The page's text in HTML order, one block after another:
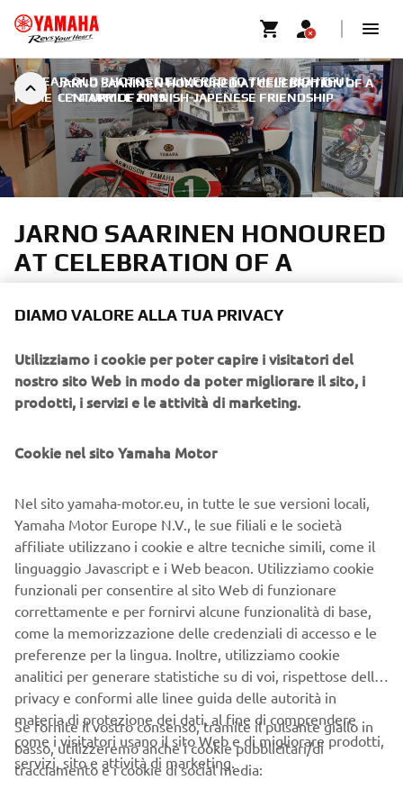
JARNO SAARINEN HONOURED AT CELEBRATION OF A
CENTURY OF FINNISH-JAPENESE FRIENDSHIP
47-YEAR-OLD PHOTOS DELIVERED TO THEIR RIGHTFUL
HOME | 14 APRILE 2019
JARNO SAARINEN HONOURED
AT CELEBRATION OF A
CENTURY OF FINNISH-
JAPENESE FRIENDSHIP
Top image, from left to right: Yoshihiro Hidaka, president
of Yamaha Motor Co., Ltd.; Soili, widow of Jarno Saarinen;
Pekka Orpana, Finnish ambassador to Japan
Yamaha Motor paid tribute to Finnish Yamaha racer Jarno
Saarinen honouring his legacy with a display at the Feel
Finland event celebrating 100 years of diplomatic
relations between Finland and Japan at the Embassy of
Finland in Tokyo held last Sunday, 14th April.
The display showed Saarinen and his exploits in racing
with pictures and a video from the era. Also, prominently
featured was a replica of his TD-3 production race bike
that he rode to win the 250cc Road Racing Grand Prix
World Championship in 1972, becoming the first Finn to
clinch a world title. Special commemorative items were
also offered for purchase featuring illustrations produced
DIAMO VALORE ALLA TUA PRIVACY
Utilizziamo i cookie per poter capire i visitatori del
nostro sito Web in modo da poter migliorare il sito, i
prodotti, i servizi e le attività di marketing.
Cookie nel sito Yamaha Motor
Nel sito yamaha-motor.eu, in tutte le sue versioni locali,
Yamaha Motor Europe N.V., le sue filiali e le società
affiliate utilizzano i cookie e altre tecniche simili, come il
linguaggio Javascript e i Web beacon. Utilizziamo cookie
funzionali per consentire al sito Web di funzionare
correttamente e per fornirvi alcune funzionalità di base,
come la memorizzazione delle credenziali di accesso e le
preferenze per la lingua. Inoltre, utilizziamo cookie
analitici per generare statistiche su di voi, rispettose della
privacy e conformi alle linee guida delle autorità in
materia di protezione dei dati, al fine di comprendere
come i visitatori usano il sito Web e di migliorare prodotti,
servizi, sito e attività di marketing.
Se fornite il vostro consenso, tramite il pulsante giallo in
basso, utilizzeremo anche i cookie pubblicitari/di
tracciamento e i cookie di social media: